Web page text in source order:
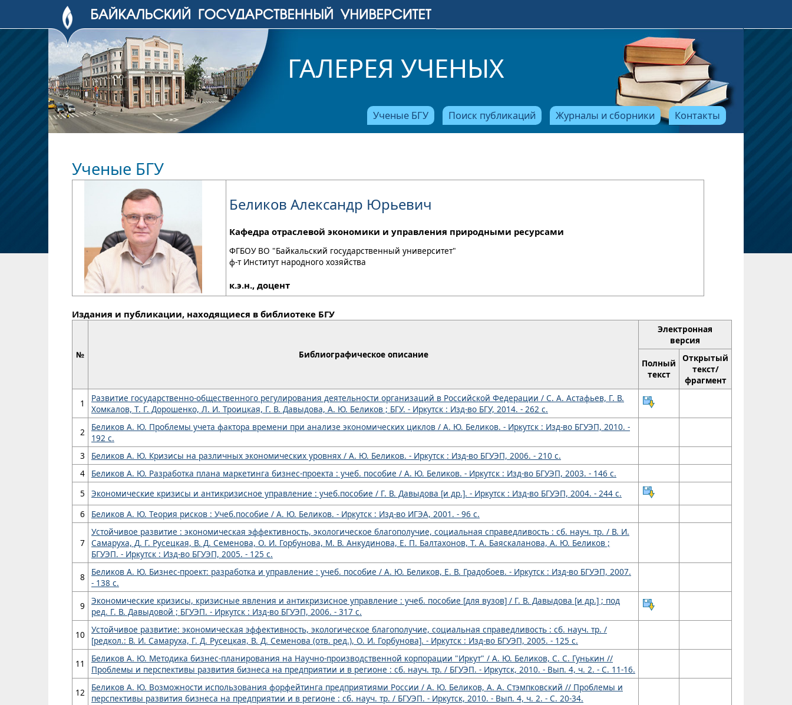
ГАЛЕРЕЯ УЧЕНЫХ
Ученые БГУ Поиск публикаций Журналы и сборники Контакты
Ученые БГУ
Беликов Александр Юрьевич
Кафедра отраслевой экономики и управления природными ресурсами
ФГБОУ ВО "Байкальский государственный университет"
ф-т Институт народного хозяйства
к.э.н., доцент
Издания и публикации, находящиеся в библиотеке БГУ
№ Библиографическое описание
Электронная
версия
Полный
текст
Открытый
текст/
фрагмент
1
Развитие государственно-общественного регулирования деятельности организаций в Российской Федерации / С. А. Астафьев, Г. В.
Хомкалов, Т. Г. Дорошенко, Л. И. Троицкая, Г. В. Давыдова, А. Ю. Беликов ; БГУ. - Иркутск : Изд-во БГУ, 2014. - 262 с.
2
Беликов А. Ю. Проблемы учета фактора времени при анализе экономических циклов / А. Ю. Беликов. - Иркутск : Изд-во БГУЭП, 2010. -
192 с.
3
Беликов А. Ю. Кризисы на различных экономических уровнях / А. Ю. Беликов. - Иркутск : Изд-во БГУЭП, 2006. - 210 с.
4
Беликов А. Ю. Разработка плана маркетинга бизнес-проекта : учеб. пособие / А. Ю. Беликов. - Иркутск : Изд-во БГУЭП, 2003. - 146 с.
5
Экономические кризисы и антикризисное управление : учеб.пособие / Г. В. Давыдова [и др.]. - Иркутск : Изд-во БГУЭП, 2004. - 244 с.
6
Беликов А. Ю. Теория рисков : Учеб.пособие / А. Ю. Беликов. - Иркутск : Изд-во ИГЭА, 2001. - 96 с.
7
Устойчивое развитие : экономическая эффективность, экологическое благополучие, социальная справедливость : сб. науч. тр. / В. И.
Самаруха, Д. Г. Русецкая, В. Д. Семенова, О. И. Горбунова, М. В. Анкудинова, Е. П. Балтахонов, Т. А. Баяскаланова, А. Ю. Беликов ;
БГУЭП. - Иркутск : Изд-во БГУЭП, 2005. - 125 с.
8
Беликов А. Ю. Бизнес-проект: разработка и управление : учеб. пособие / А. Ю. Беликов, Е. В. Градобоев. - Иркутск : Изд-во БГУЭП, 2007.
- 138 с.
9
Экономические кризисы, кризисные явления и антикризисное управление : учеб. пособие [для вузов] / Г. В. Давыдова [и др.] ; под
ред. Г. В. Давыдовой ; БГУЭП. - Иркутск : Изд-во БГУЭП, 2006. - 317 с.
10
Устойчивое развитие: экономическая эффективность, экологическое благополучие, социальная справедливость : сб. науч. тр. /
[редкол.: В. И. Самаруха, Г. Д. Русецкая, В. Д. Семенова (отв. ред.), О. И. Горбунова]. - Иркутск : Изд-во БГУЭП, 2005. - 125 с.
11
Беликов А. Ю. Методика бизнес-планирования на Научно-производственной корпорации "Иркут" / А. Ю. Беликов, С. С. Гунькин //
Проблемы и перспективы развития бизнеса на предприятии и в регионе : сб. науч. тр. / БГУЭП. - Иркутск, 2010. - Вып. 4, ч. 2. - С. 11-16.
12
Беликов А. Ю. Возможности использования форфейтинга предприятиями России / А. Ю. Беликов, А. А. Стэмпковский // Проблемы и
перспективы развития бизнеса на предприятии и в регионе : сб. науч. тр. / БГУЭП. - Иркутск, 2010. - Вып. 4, ч. 2. - С. 20-34.